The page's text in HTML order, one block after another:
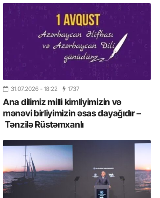
31.07.2026 - 18:22 1737
Ana dilimiz milli kimliyimizin və
mənəvi birliyimizin əsas dayağıdır –
Tənzilə Rüstəmxanlı